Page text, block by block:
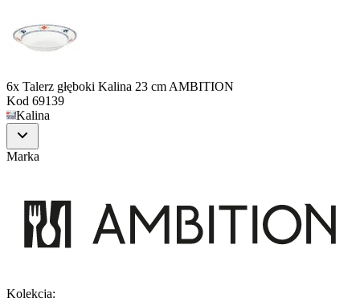
6x Talerz głęboki Kalina 23 cm AMBITION
Kod 69139
Kalina
Marka
Kolekcja: